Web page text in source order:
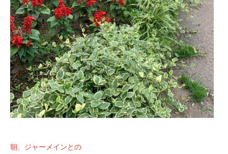
朝、ジャーメインとの